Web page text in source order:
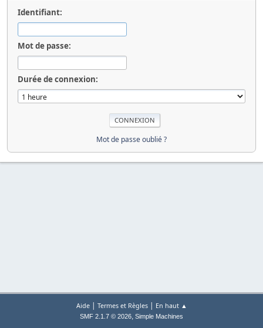
Identifiant:
Mot de passe:
Durée de connexion:
Mot de passe oublié ?
Aide| Termes et Règles| En haut ▲
SMF 2.1.7 © 2026, Simple Machines